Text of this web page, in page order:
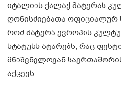
იტალიის ქალაქ მატერას
ღონისძიებათა ოფიციალურ
რომ მატერა ევროპის
სტატუსს ატარებს, რაც
მნიშვნელოვან
აქცევს.